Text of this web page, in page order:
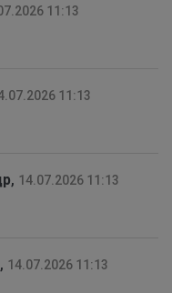
11:13
11:13
, 14.07.2026 11:13
, 14.07.2026 11:13